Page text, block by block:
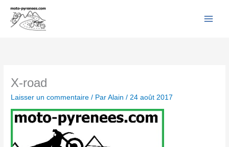
contenu
X-road
Laisser un commentaire / ParAlain/ 24 août 2017